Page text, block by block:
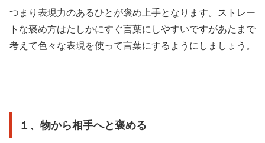
つまり表現力のあるひとが褒め上手となります。ストレー
トな褒め方はたしかにすぐ言葉にしやすいですがあたまで
考えて色々な表現を使って言葉にするようにしましょう。
１、物から相手へと褒める